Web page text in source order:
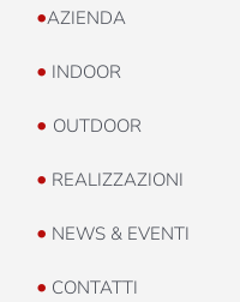
•AZIENDA
• INDOOR
• OUTDOOR
• REALIZZAZIONI
• NEWS & EVENTI
• CONTATTI